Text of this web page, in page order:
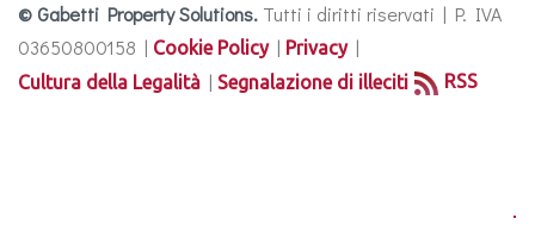
© Gabetti Property Solutions. Tutti i diritti riservati | P. IVA
03650800158 | Cookie Policy| Privacy|
Cultura della Legalità | Segnalazione di illeciti RSS